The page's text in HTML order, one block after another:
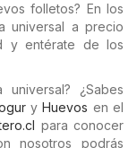
folletos? En los
universal a precio
y entérate de los
¿Sabes
yHuevos en el
para conocer
nosotros podrás